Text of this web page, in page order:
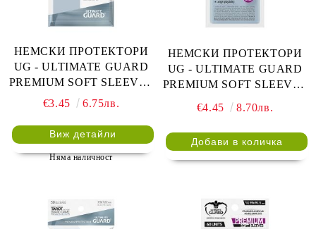
НЕМСКИ ПРОТЕКТОРИ
UG - ULTIMATE GUARD
PREMIUM SOFT SLEEVES
STANDARD EUROPEAN
БР. ПРОЗРАЧНИ
€3.45 6.75лв.
Виж детайли
Няма наличност
НЕМСКИ ПРОТЕКТОРИ
UG - ULTIMATE GUARD
PREMIUM SOFT SLEEVES
MINI EUROPEAN BOARD
GAME 46x71 - 50 БР.
ПРОЗРАЧНИ
€4.45 8.70лв.